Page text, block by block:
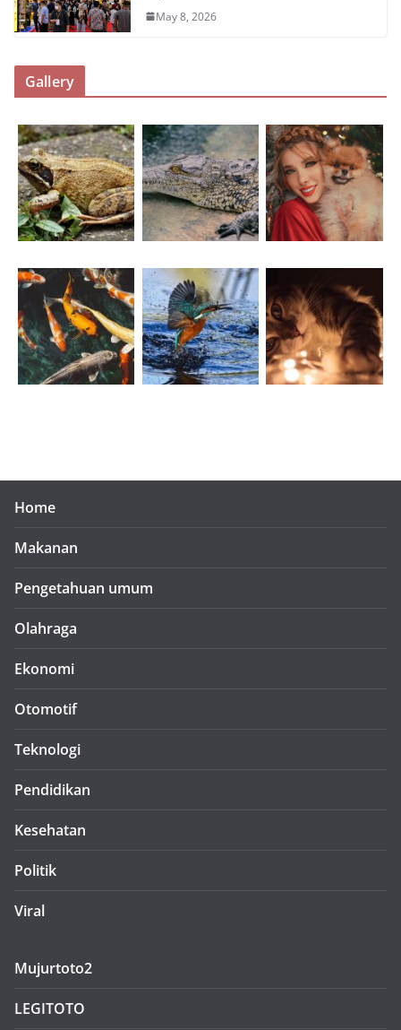
May 8, 2026
Gallery
Home
Makanan
Pengetahuan umum
Olahraga
Ekonomi
Otomotif
Teknologi
Pendidikan
Kesehatan
Politik
Viral
Mujurtoto2
LEGITOTO